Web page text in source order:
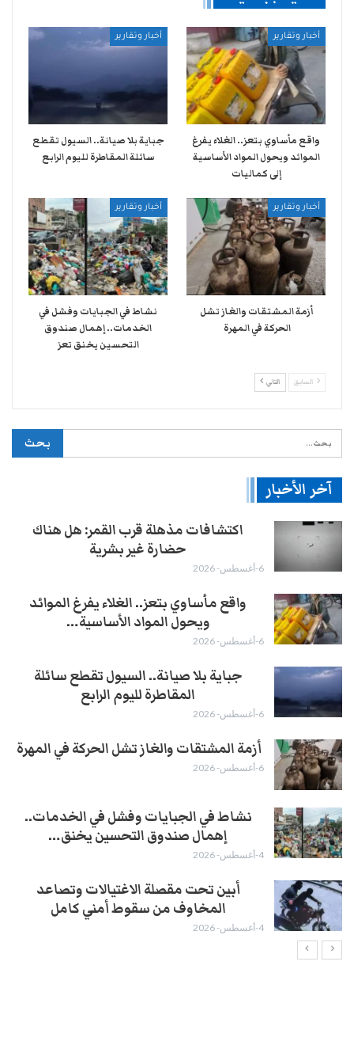
أخبار وتقارير
واقع مأساوي بتعز.. الغلاء يفرغ
الموائد ويحول المواد الأساسية
إلى كماليات
أخبار وتقارير
جباية بلا صيانة.. السيول تقطع
سائلة المقاطرة لليوم الرابع
أخبار وتقارير
أزمة المشتقات والغاز تشل
الحركة في المهرة ​
أخبار وتقارير
نشاط في الجبايات وفشل في
الخدمات.. إهمال صندوق
التحسين يخنق تعز
السابق التالي
آخر الأخبار
اكتشافات مذهلة قرب القمر: هل هناك
حضارة غير بشرية
6-أغسطس- 2026
واقع مأساوي بتعز.. الغلاء يفرغ الموائد
ويحول المواد الأساسية…
6-أغسطس- 2026
جباية بلا صيانة.. السيول تقطع سائلة
المقاطرة لليوم الرابع
6-أغسطس- 2026
أزمة المشتقات والغاز تشل الحركة في المهرة ​
6-أغسطس- 2026
نشاط في الجبايات وفشل في الخدمات..
إهمال صندوق التحسين يخنق…
4-أغسطس- 2026
أبين تحت مقصلة الاغتيالات وتصاعد
المخاوف من سقوط أمني كامل
4-أغسطس- 2026